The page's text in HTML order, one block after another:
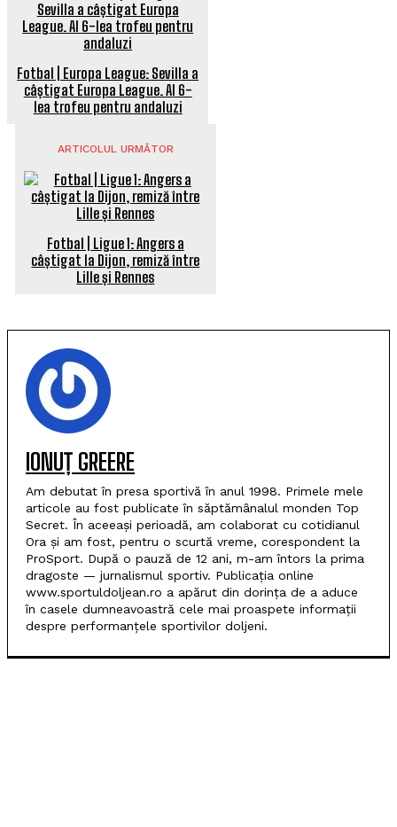
Fotbal | Europa League: Sevilla a
câștigat Europa League. Al 6-
lea trofeu pentru andaluzi
ARTICOLUL URMĂTOR
Fotbal | Ligue 1: Angers a
câștigat la Dijon, remiză între
Lille și Rennes
IONUȚ GREERE
Am debutat în presa sportivă în anul 1998. Primele mele
articole au fost publicate în săptămânalul monden Top
Secret. În aceeași perioadă, am colaborat cu cotidianul
Ora și am fost, pentru o scurtă vreme, corespondent la
ProSport. După o pauză de 12 ani, m-am întors la prima
dragoste — jurnalismul sportiv. Publicația online
www.sportuldoljean.ro a apărut din dorința de a aduce
în casele dumneavoastră cele mai proaspete informații
despre performanțele sportivilor doljeni.